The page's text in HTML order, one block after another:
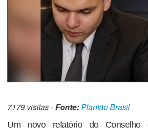
7179 visitas -Fonte:Plantão Brasil
Um novo relatório do Conselho